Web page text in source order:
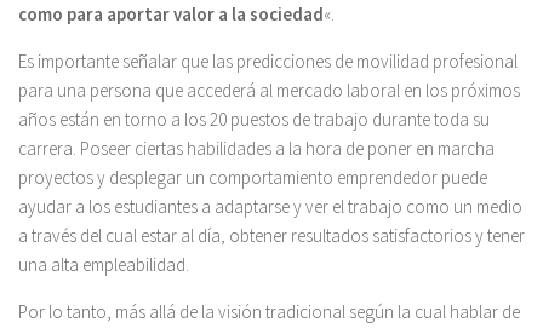
como para aportar valor a la sociedad«.
Es importante señalar que las predicciones de movilidad profesional
para una persona que accederá al mercado laboral en los próximos
años están en torno a los 20 puestos de trabajo durante toda su
carrera. Poseer ciertas habilidades a la hora de poner en marcha
proyectos y desplegar un comportamiento emprendedor puede
ayudar a los estudiantes a adaptarse y ver el trabajo como un medio
a través del cual estar al día, obtener resultados satisfactorios y tener
una alta empleabilidad.
Por lo tanto, más allá de la visión tradicional según la cual hablar de